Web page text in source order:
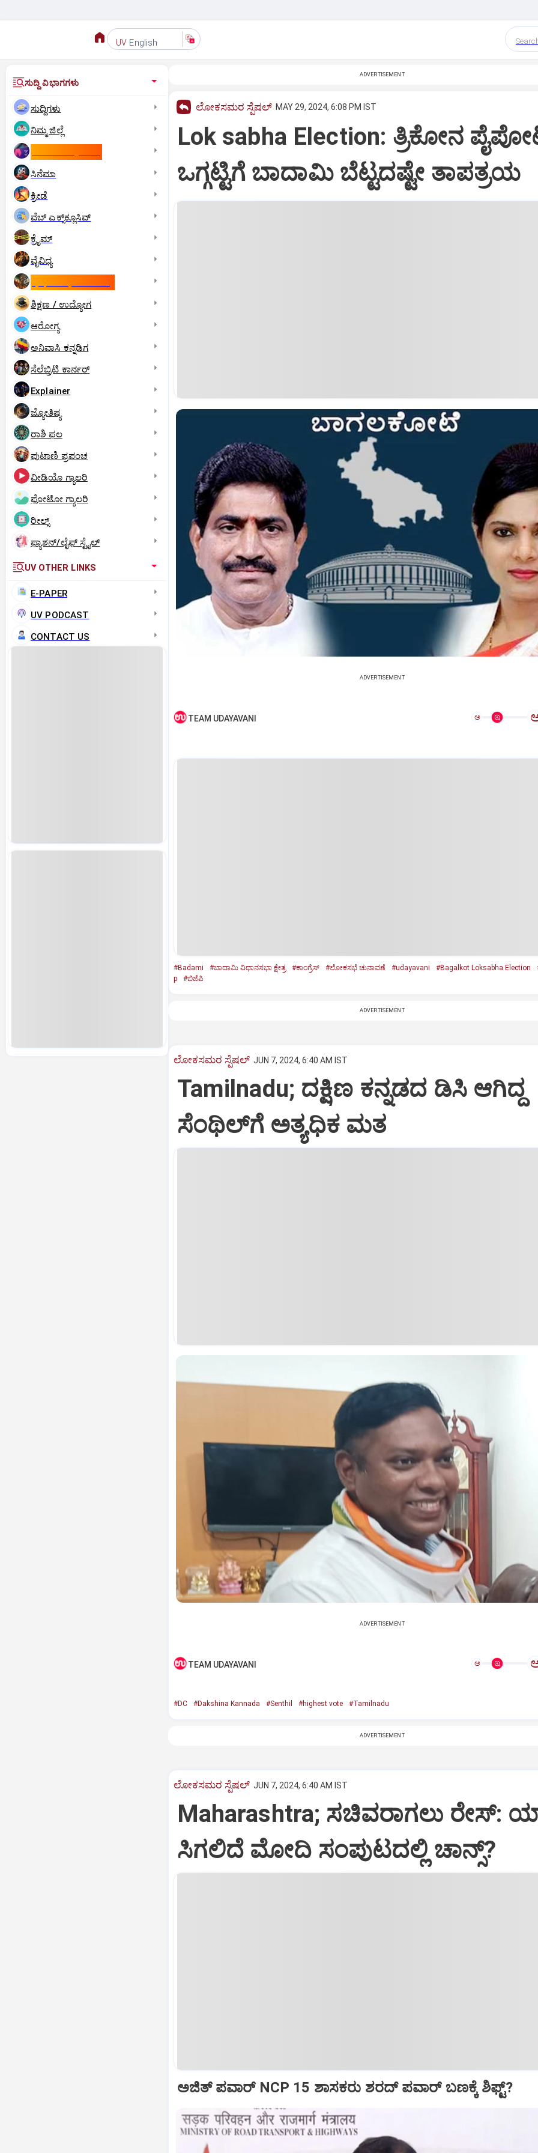
UV English
ಸುದ್ದಿ ವಿಭಾಗಗಳು
ಸುದ್ದಿಗಳು
ನಿಮ್ಮ ಜಿಲ್ಲೆ
ಸಿನೆಮಾ
ಕ್ರೀಡೆ
ವೆಬ್ ಎಕ್ಸ್‌ಕ್ಲೂಸಿವ್
ಕ್ರೈಮ್
ವೈವಿಧ್ಯ
ಶಿಕ್ಷಣ / ಉದ್ಯೋಗ
ಆರೋಗ್ಯ
ಅನಿವಾಸಿ ಕನ್ನಡಿಗ
ಸೆಲೆಬ್ರಿಟಿ ಕಾರ್ನರ್‌
Explainer
ಜ್ಯೋತಿಷ್ಯ
ರಾಶಿ ಫಲ
ಪುಟಾಣಿ ಪ್ರಪಂಚ
ವೀಡಿಯೊ ಗ್ಯಾಲರಿ
ಫೋಟೋ ಗ್ಯಾಲರಿ
ರೀಲ್ಸ್
ಫ್ಯಾಶನ್/ಲೈಫ್‌ ಸ್ಟೈಲ್
UV OTHER LINKS
E-PAPER
UV PODCAST
CONTACT US
ADVERTISEMENT
ಲೋಕಸಮರ ಸ್ಪೆಷಲ್‌ MAY 29, 2024, 6:08 PM IST
Lok sabha Election: ತ್ರಿಕೋನ
ಒಗ್ಗಟ್ಟಿಗೆ ಬಾದಾಮಿ ಬೆಟ್ಟದಷ್ಟೇ ತಾಪತ್ರಯ
ADVERTISEMENT
TEAM UDAYAVANI ಅ
#Badami #ಬಾದಾಮಿ ವಿಧಾನಸಭಾ ಕ್ಷೇತ್ರ #ಕಾಂಗ್ರೆಸ್‌ #ಲೋಕಸಭೆ ಚುನಾವಣೆ #udayavani #Bagalkot Loksabha Election
p
#ಬಿಜೆಪಿ
ADVERTISEMENT
ಲೋಕಸಮರ ಸ್ಪೆಷಲ್‌ JUN 7, 2024, 6:40 AM IST
Tamilnadu; ದಕ್ಷಿಣ ಕನ್ನಡದ ಡಿಸಿ ಆಗಿದ್ದ
ಸೆಂಥಿಲ್‌ಗೆ ಅತ್ಯಧಿಕ ಮತ
ADVERTISEMENT
TEAM UDAYAVANI ಅ
#DC #Dakshina Kannada #Senthil #highest vote #Tamilnadu
ADVERTISEMENT
ಲೋಕಸಮರ ಸ್ಪೆಷಲ್‌ JUN 7, 2024, 6:40 AM IST
Maharashtra; ಸಚಿವರಾಗಲು ರೇಸ್‌:
ಸಿಗಲಿದೆ ಮೋದಿ ಸಂಪುಟದಲ್ಲಿ ಚಾನ್ಸ್‌?
ಅಜಿತ್‌ ಪವಾರ್‌ NCP 15 ಶಾಸಕರು ಶರದ್‌ ಪವಾರ್‌ ಬಣಕ್ಕೆ ಶಿಫ್ಟ್?